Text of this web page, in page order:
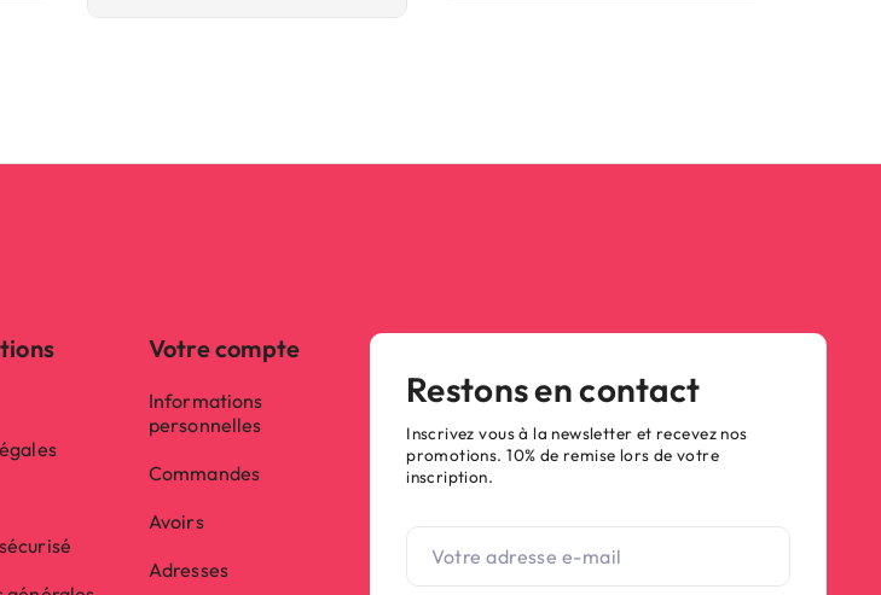
Votre compte
Informations
personnelles
Commandes
Avoirs
Adresses
Restons en contact
Inscrivez vous à la newsletter et recevez nos
promotions. 10% de remise lors de votre
inscription.